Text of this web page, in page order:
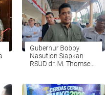
Gubernur Bobby
Nasution Siapkan
RSUD dr. M. Thomsen
Nias